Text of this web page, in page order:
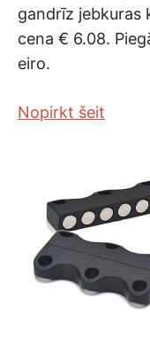
gandrīz jebkuras
cena € 6.08.
eiro.
Nopirkt šeit